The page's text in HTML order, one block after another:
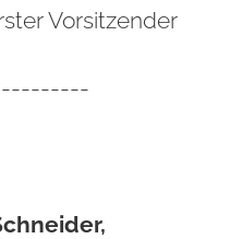
Vorsitzender